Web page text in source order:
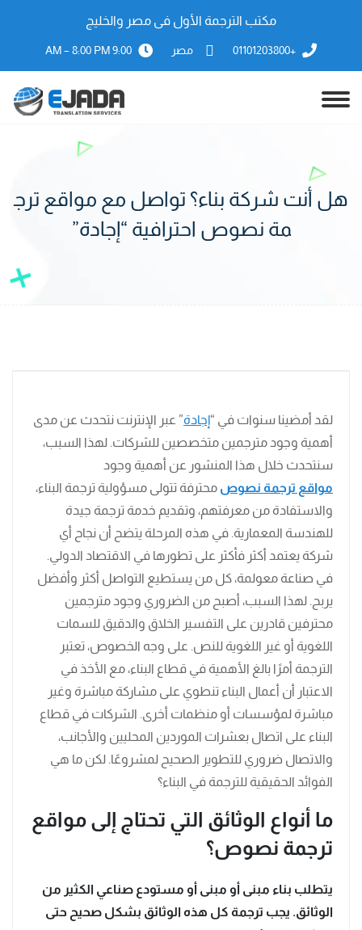
مكتب الترجمة الأول فى مصر والخليج
+01101203800 مصر 9:00 AM – 8:00 PM
هل أنت شركة بناء؟ تواصل مع مواقع ترج
مة نصوص احترافية “إجادة”
لقد أمضينا سنوات في “إجادة” عبر الإنترنت نتحدث عن مدى
أهمية وجود مترجمين متخصصين للشركات. لهذا السبب،
سنتحدث خلال هذا المنشور عن أهمية وجود
مواقع ترجمة نصوص محترفة تتولى مسؤولية ترجمة البناء،
والاستفادة من معرفتهم، وتقديم خدمة ترجمة جيدة
للهندسة المعمارية. في هذه المرحلة يتضح أن نجاح أي
شركة يعتمد أكثر فأكثر على تطورها في الاقتصاد الدولي.
في صناعة معولمة، كل من يستطيع التواصل أكثر وأفضل
يربح. لهذا السبب، أصبح من الضروري وجود مترجمين
محترفين قادرين على التفسير الخلاق والدقيق للسمات
اللغوية أو غير اللغوية للنص. على وجه الخصوص، تعتبر
الترجمة أمرًا بالغ الأهمية في قطاع البناء، مع الأخذ في
الاعتبار أن أعمال البناء تنطوي على مشاركة مباشرة وغير
مباشرة لمؤسسات أو منظمات أخرى. الشركات في قطاع
البناء على اتصال بعشرات الموردين المحليين والأجانب،
والاتصال ضروري للتطوير الصحيح لمشروعًا. لكن ما هي
الفوائد الحقيقية للترجمة في البناء؟
ما أنواع الوثائق التي تحتاج إلى مواقع
ترجمة نصوص؟
يتطلب بناء مبنى أو مبنى أو مستودع صناعي الكثير من
الوثائق. يجب ترجمة كل هذه الوثائق بشكل صحيح حتى